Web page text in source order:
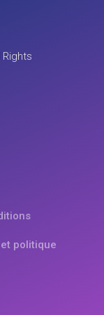
politique